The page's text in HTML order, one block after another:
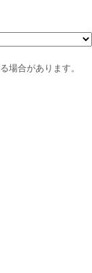
場合があります。